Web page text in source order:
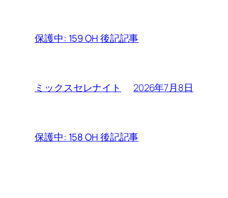
保護中: 159 OH 後記記事
ミックスセレナイト 2026年7月8日
保護中: 158 OH 後記記事